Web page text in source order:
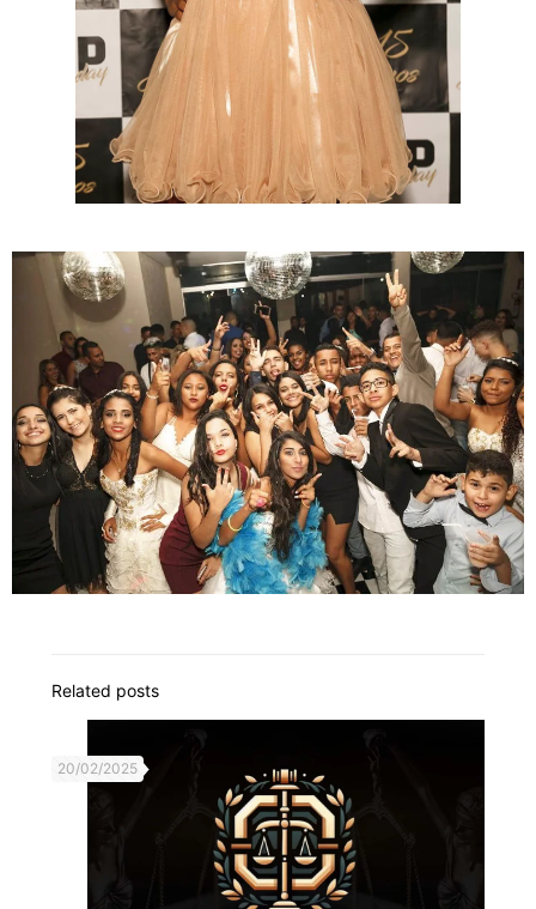
Related posts
20/02/2025